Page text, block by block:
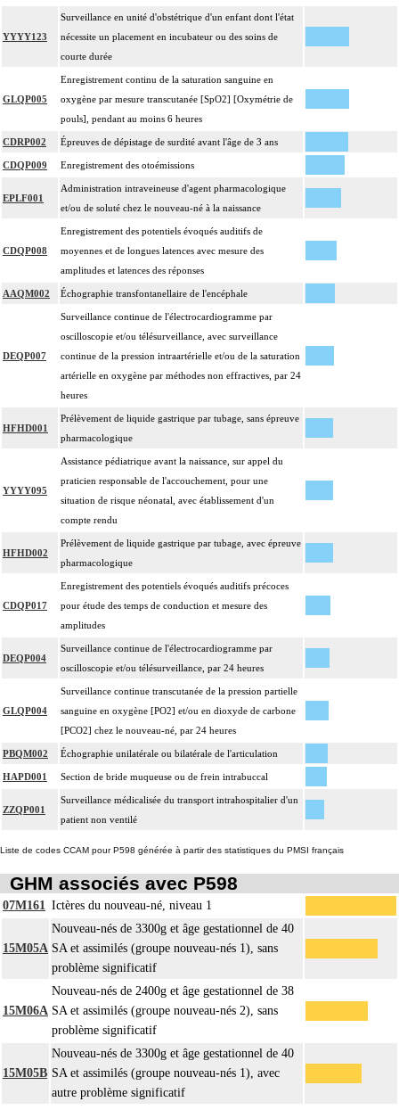
YYYY123
Surveillance en unité d'obstétrique d'un enfant dont l'état
nécessite un placement en incubateur ou des soins de
courte durée
GLQP005
Enregistrement continu de la saturation sanguine en
oxygène par mesure transcutanée [SpO2] [Oxymétrie de
pouls], pendant au moins 6 heures
CDRP002 Épreuves de dépistage de surdité avant l'âge de 3 ans
CDQP009 Enregistrement des otoémissions
EPLF001
Administration intraveineuse d'agent pharmacologique
et/ou de soluté chez le nouveau-né à la naissance
CDQP008
Enregistrement des potentiels évoqués auditifs de
moyennes et de longues latences avec mesure des
amplitudes et latences des réponses
AAQM002 Échographie transfontanellaire de l'encéphale
DEQP007
Surveillance continue de l'électrocardiogramme par
oscilloscopie et/ou télésurveillance, avec surveillance
continue de la pression intraartérielle et/ou de la saturation
artérielle en oxygène par méthodes non effractives, par 24
heures
HFHD001
Prélèvement de liquide gastrique par tubage, sans épreuve
pharmacologique
YYYY095
Assistance pédiatrique avant la naissance, sur appel du
praticien responsable de l'accouchement, pour une
situation de risque néonatal, avec établissement d'un
compte rendu
HFHD002
Prélèvement de liquide gastrique par tubage, avec épreuve
pharmacologique
CDQP017
Enregistrement des potentiels évoqués auditifs précoces
pour étude des temps de conduction et mesure des
amplitudes
DEQP004
Surveillance continue de l'électrocardiogramme par
oscilloscopie et/ou télésurveillance, par 24 heures
GLQP004
Surveillance continue transcutanée de la pression partielle
sanguine en oxygène [PO2] et/ou en dioxyde de carbone
[PCO2] chez le nouveau-né, par 24 heures
PBQM002 Échographie unilatérale ou bilatérale de l'articulation
HAPD001 Section de bride muqueuse ou de frein intrabuccal
ZZQP001
Surveillance médicalisée du transport intrahospitalier d'un
patient non ventilé
Liste de codes CCAM pour P598 générée à partir des statistiques du PMSI français
GHM associés avec P598
07M161 Ictères du nouveau-né, niveau 1
15M05A
Nouveau-nés de 3300g et âge gestationnel de 40
SA et assimilés (groupe nouveau-nés 1), sans
problème significatif
15M06A
Nouveau-nés de 2400g et âge gestationnel de 38
SA et assimilés (groupe nouveau-nés 2), sans
problème significatif
15M05B
Nouveau-nés de 3300g et âge gestationnel de 40
SA et assimilés (groupe nouveau-nés 1), avec
autre problème significatif